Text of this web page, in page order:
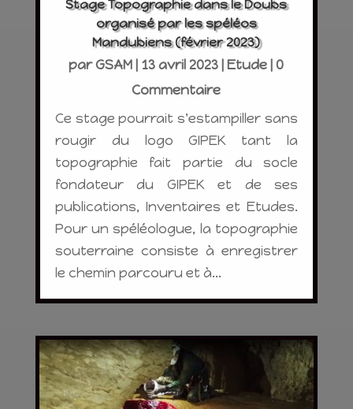
Stage Topographie dans le Doubs
organisé par les spéléos
Mandubiens (février 2023)
parGSAM | 13 avril 2023 |Etude | 0
Commentaire
Ce stage pourrait s'estampiller sans
rougir du logo GIPEK tant la
topographie fait partie du socle
fondateur du GIPEK et de ses
publications, Inventaires et Etudes.
Pour un spéléologue, la topographie
souterraine consiste à enregistrer
le chemin parcouru et à...